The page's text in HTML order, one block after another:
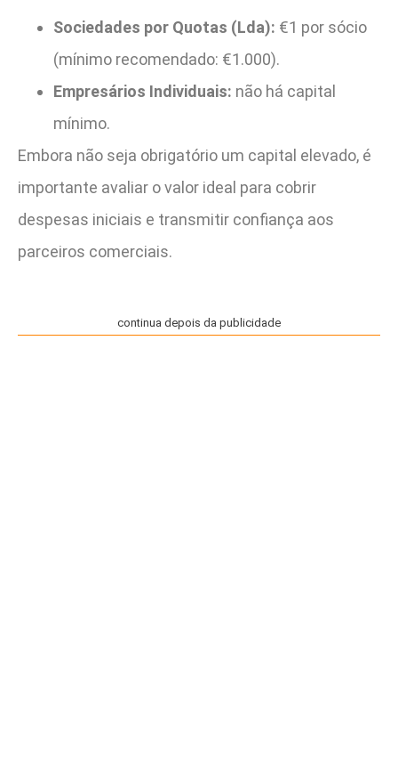
Sociedades por Quotas (Lda): €1 por sócio
(mínimo recomendado: €1.000).
Empresários Individuais: não há capital
mínimo.
Embora não seja obrigatório um capital elevado, é
importante avaliar o valor ideal para cobrir
despesas iniciais e transmitir confiança aos
parceiros comerciais.
continua depois da publicidade